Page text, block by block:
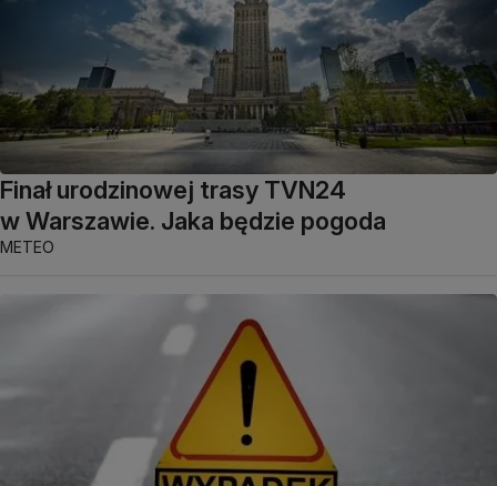
Finał urodzinowej trasy TVN24
w Warszawie. Jaka będzie pogoda
METEO